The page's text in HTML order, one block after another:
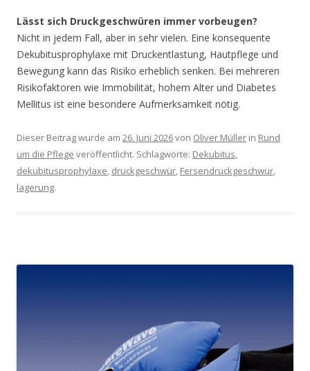
Lässt sich Druckgeschwüren immer vorbeugen?
Nicht in jedem Fall, aber in sehr vielen. Eine konsequente
Dekubitusprophylaxe mit Druckentlastung, Hautpflege und
Bewegung kann das Risiko erheblich senken. Bei mehreren
Risikofaktoren wie Immobilität, hohem Alter und Diabetes
Mellitus ist eine besondere Aufmerksamkeit nötig.
Dieser Beitrag wurde am 26. Juni 2026von Oliver Müller in Rund
um die Pflege veröffentlicht. Schlagworte: Dekubitus,
dekubitusprophylaxe, druckgeschwür, Fersendruckgeschwür,
lagerung.